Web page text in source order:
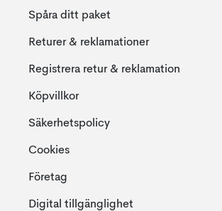
Spåra ditt paket
Returer & reklamationer
Registrera retur & reklamation
Köpvillkor
Säkerhetspolicy
Cookies
Företag
Digital tillgänglighet